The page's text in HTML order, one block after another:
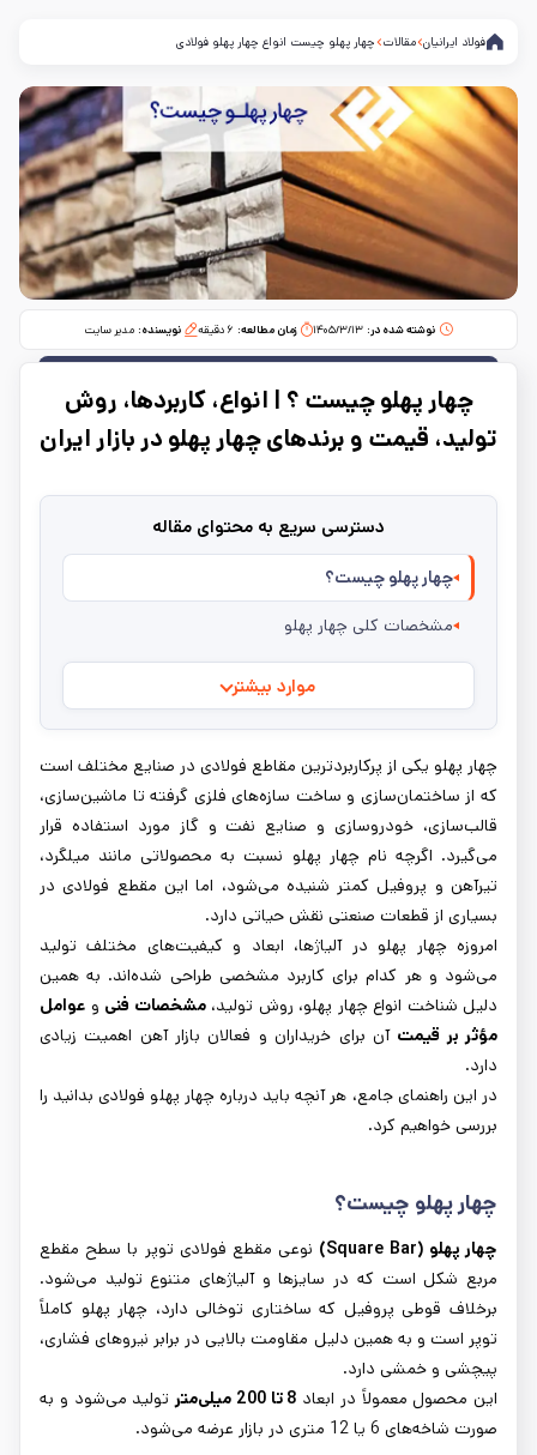
فولاد ایرانیان مقالات چهار پهلو چیست انواع چهار پهلو فولادی
نوشته شده در: ۱۴۰۵/۳/۱۳ زمان مطالعه:‌ ۶ دقیقه نویسنده: مدیر سایت
چهار پهلو چیست ؟ | انواع، کاربردها، روش
تولید، قیمت و برندهای چهار پهلو در بازار ایران
دسترسی سریع به محتوای مقاله
چهار پهلو چیست؟
مشخصات کلی چهار پهلو
موارد بیشتر
چهار پهلو یکی از پرکاربردترین مقاطع فولادی در صنایع مختلف است
که از ساختمان‌سازی و ساخت سازه‌های فلزی گرفته تا ماشین‌سازی،
قالب‌سازی، خودروسازی و صنایع نفت و گاز مورد استفاده قرار
می‌گیرد. اگرچه نام چهار پهلو نسبت به محصولاتی مانند میلگرد،
تیرآهن و پروفیل کمتر شنیده می‌شود، اما این مقطع فولادی در
بسیاری از قطعات صنعتی نقش حیاتی دارد.
امروزه چهار پهلو در آلیاژها، ابعاد و کیفیت‌های مختلف تولید
می‌شود و هر کدام برای کاربرد مشخصی طراحی شده‌اند. به همین
دلیل شناخت انواع چهار پهلو، روش تولید،مشخصات فنی و عوامل
مؤثر بر قیمت آن برای خریداران و فعالان بازار آهن اهمیت زیادی
دارد.
در این راهنمای جامع، هر آنچه باید درباره چهار پهلو فولادی بدانید را
بررسی خواهیم کرد.
چهار پهلو چیست؟
چهار پهلو (Square Bar)
نوعی مقطع فولادی توپر با سطح مقطع
مربع شکل است که در سایزها و آلیاژهای متنوع تولید می‌شود.
برخلاف قوطی پروفیل که ساختاری توخالی دارد، چهار پهلو کاملاً
توپر است و به همین دلیل مقاومت بالایی در برابر نیروهای فشاری،
پیچشی و خمشی دارد.
این محصول معمولاً در ابعاد 8 تا 200 میلی‌متر
تولید می‌شود و به
صورت شاخه‌های 6 یا 12 متری در بازار عرضه می‌شود.